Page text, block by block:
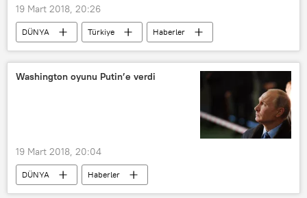
19 Mart 2018, 20:26
DÜNYA Türkiye
Haberler
POLİTİKA
İstanbul
Barış için Akademisyenler İnisiyatifi
Washington oyunu Putin’e verdi
19 Mart 2018, 20:04
DÜNYA
Haberler
2018 Rusya Devlet Başkanlığı seçimleri